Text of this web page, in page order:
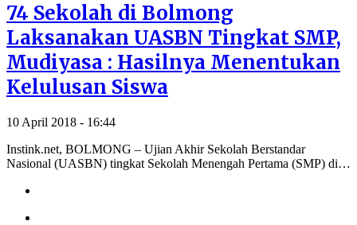
74 Sekolah di Bolmong
Laksanakan UASBN Tingkat SMP,
Mudiyasa : Hasilnya Menentukan
Kelulusan Siswa
10 April 2018 - 16:44
Instink.net, BOLMONG – Ujian Akhir Sekolah Berstandar
Nasional (UASBN) tingkat Sekolah Menengah Pertama (SMP) di…